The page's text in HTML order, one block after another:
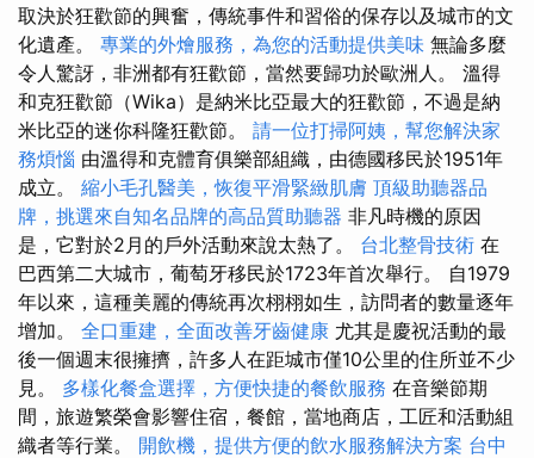
取決於狂歡節的興奮，傳統事件和習俗的保存以及城市的文
化遺產。 專業的外燴服務，為您的活動提供美味 無論多麼
令人驚訝，非洲都有狂歡節，當然要歸功於歐洲人。 溫得
和克狂歡節（Wika）是納米比亞最大的狂歡節，不過是納
米比亞的迷你科隆狂歡節。 請一位打掃阿姨，幫您解決家
務煩惱 由溫得和克體育俱樂部組織，由德國移民於1951年
成立。 縮小毛孔醫美，恢復平滑緊緻肌膚 頂級助聽器品
牌，挑選來自知名品牌的高品質助聽器 非凡時機的原因
是，它對於2月的戶外活動來說太熱了。 台北整骨技術 在
巴西第二大城市，葡萄牙移民於1723年首次舉行。 自1979
年以來，這種美麗的傳統再次栩栩如生，訪問者的數量逐年
增加。 全口重建，全面改善牙齒健康 尤其是慶祝活動的最
後一個週末很擁擠，許多人在距城市僅10公里的住所並不少
見。 多樣化餐盒選擇，方便快捷的餐飲服務 在音樂節期
間，旅遊繁榮會影響住宿，餐館，當地商店，工匠和活動組
織者等行業。 開飲機，提供方便的飲水服務解決方案 台中